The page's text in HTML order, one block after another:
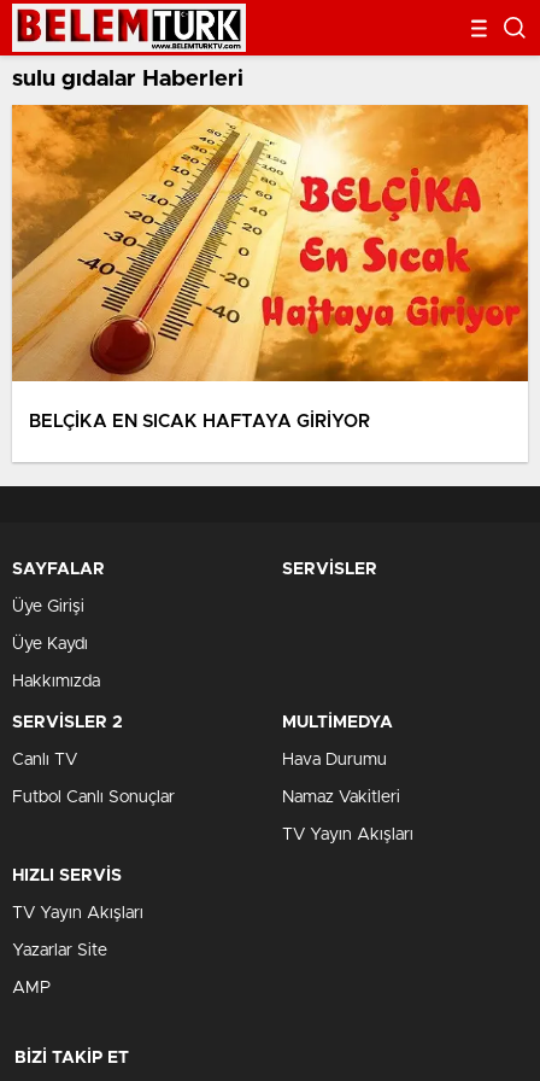
sulu gıdalar Haberleri
BELÇİKA EN SICAK HAFTAYA GİRİYOR
SAYFALAR
Üye Girişi
Üye Kaydı
Hakkımızda
SERVİSLER
SERVİSLER 2
Canlı TV
Futbol Canlı Sonuçlar
MULTİMEDYA
Hava Durumu
Namaz Vakitleri
TV Yayın Akışları
HIZLI SERVİS
TV Yayın Akışları
Yazarlar Site
AMP
BİZİ TAKİP ET